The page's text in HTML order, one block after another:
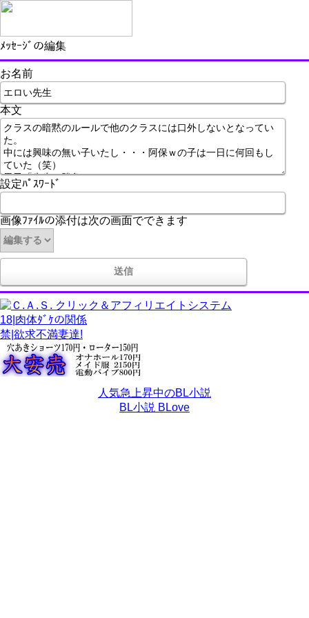
ﾒｯｾｰｼﾞの編集
お名前
本文
設定ﾊﾟｽﾜｰﾄﾞ
画像ﾌｧｲﾙの添付は次の画面でできます
18|肉体ﾀﾞｹの関係
禁|欲求不満妻達!
人気急上昇中のBL小説
BL小説 BLove